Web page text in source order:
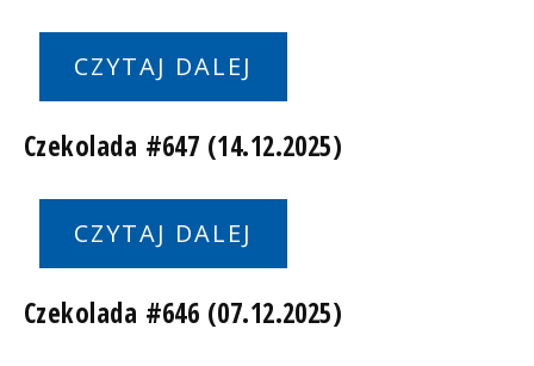
CZYTAJ DALEJ
Czekolada #647 (14.12.2025)
CZYTAJ DALEJ
Czekolada #646 (07.12.2025)